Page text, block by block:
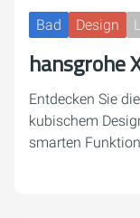
Bad Design
hansgrohe
Entdecken Sie
kubischem
smarten